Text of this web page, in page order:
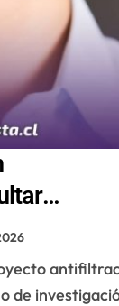
de
la
de